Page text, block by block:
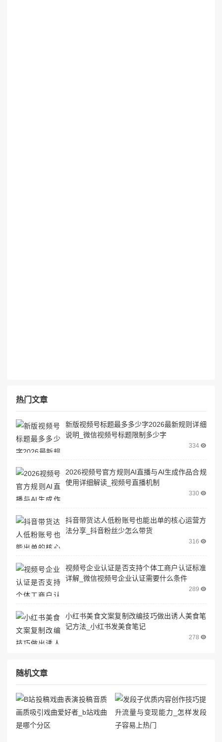
热门文章
新版视频号标题最多多少字2026最新规则详细
说明_微信视频号标题限制多少字
334
2026视频号官方规则AI直播与AI生成作品合规
使用详细解读_视频号直播机制
330
抖音带货达人低粉账号也能出单的核心运营方
法分享_抖音粉丝少怎么带货
316
视频号企业认证是否支持个体工商户认证标准
详解_微信视频号企业认证需要什么条件
289
小红书美食文案复制改编技巧做出诱人美食笔
记方法_小红书发美食笔记
278
随机文章